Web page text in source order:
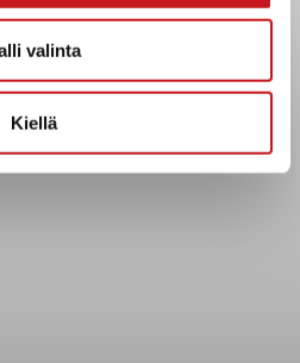
valinta
Kiellä